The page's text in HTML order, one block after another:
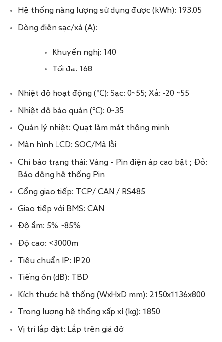
Hệ thống năng lượng sử dụng được (kWh): 193.05
Dòng điện sạc/xả (A):
Khuyến nghị: 140
Tối đa: 168
Nhiệt độ hoạt động (℃): Sạc: 0~55; Xả: -20 ~55
Nhiệt độ bảo quản (℃): 0~35
Quản lý nhiệt: Quạt làm mát thông minh
Màn hình LCD: SOC/Mã lỗi
Chỉ báo trạng thái: Vàng – Pin điện áp cao bật ; Đỏ:
Báo động hệ thống Pin
Cổng giao tiếp: TCP/ CAN / RS485
Giao tiếp với BMS: CAN
Độ ẩm: 5% ~85%
Độ cao: <3000m
Tiêu chuẩn IP: IP20
Tiếng ồn (dB): TBD
Kích thước hệ thống (WxHxD mm): 2150x1136x800
Trọng lượng hệ thống xấp xỉ (kg): 1850
Vị trí lắp đặt: Lắp trên giá đỡ